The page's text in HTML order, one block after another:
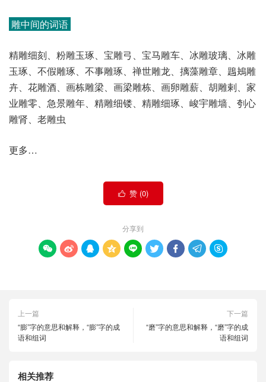
雕中间的词语
精雕细刻、粉雕玉琢、宝雕弓、宝马雕车、冰雕玻璃、冰雕
玉琢、不假雕琢、不事雕琢、禅世雕龙、摛藻雕章、鶗鴂雕
卉、花雕酒、画栋雕梁、画梁雕栋、画卵雕薪、胡雕剌、家
业雕零、急景雕年、精雕细镂、精雕细琢、峻宇雕墙、刳心
雕肾、老雕虫
更多…
 赞 (0)
分享到
        
上一篇
“膨”字的意思和解释，“膨”字的成
语和组词
下一篇
“磨”字的意思和解释，“磨”字的成
语和组词
相关推荐